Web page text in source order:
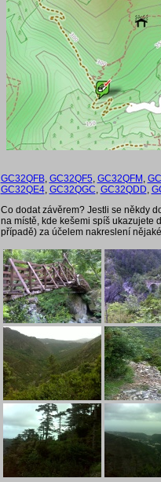
GC32QFB, GC32QF5 GC32QFM
GC32QE4, GC32QGC GC32QDD
Co dodat závěrem? Jestli se někdy
na místě, kde kešemi spíš ukazujete
případě) za účelem nakreslení